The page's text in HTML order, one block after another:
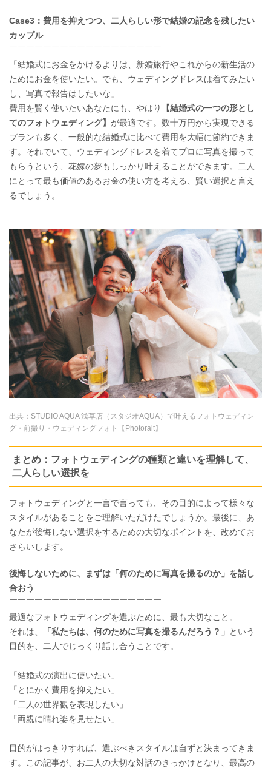
Case3：費用を抑えつつ、二人らしい形で結婚の記念を残したい
カップル
￣￣￣￣￣￣￣￣￣￣￣￣￣￣￣￣￣￣
「結婚式にお金をかけるよりは、新婚旅行やこれからの新生活の
ためにお金を使いたい。でも、ウェディングドレスは着てみたい
し、写真で報告はしたいな」
費用を賢く使いたいあなたにも、やはり
【結婚式の一つの形とし
てのフォトウェディング】 が最適です。数十万円から実現できる
プランも多く、一般的な結婚式に比べて費用を大幅に節約できま
す。それでいて、ウェディングドレスを着てプロに写真を撮って
もらうという、花嫁の夢もしっかり叶えることができます。二人
にとって最も価値のあるお金の使い方を考える、賢い選択と言え
るでしょう。
出典： STUDIO AQUA 浅草店（スタジオAQUA）で叶えるフォトウェディン
グ・前撮り・ウェディングフォト【Photorait】
まとめ：フォトウェディングの種類と違いを理解して、
二人らしい選択を
フォトウェディングと一言で言っても、その目的によって様々な
スタイルがあることをご理解いただけたでしょうか。最後に、あ
なたが後悔しない選択をするための大切なポイントを、改めてお
さらいします。
後悔しないために、まずは「何のために写真を撮るのか」を話し
合おう
￣￣￣￣￣￣￣￣￣￣￣￣￣￣￣￣￣￣
最適なフォトウェディングを選ぶために、最も大切なこと。
それは、
「私たちは、何のために写真を撮るんだろう？」 という
目的を、二人でじっくり話し合うことです。
「結婚式の演出に使いたい」
「とにかく費用を抑えたい」
「二人の世界観を表現したい」
「両親に晴れ姿を見せたい」
目的がはっきりすれば、選ぶべきスタイルは自ずと決まってきま
す。この記事が、お二人の大切な対話のきっかけとなり、最高の